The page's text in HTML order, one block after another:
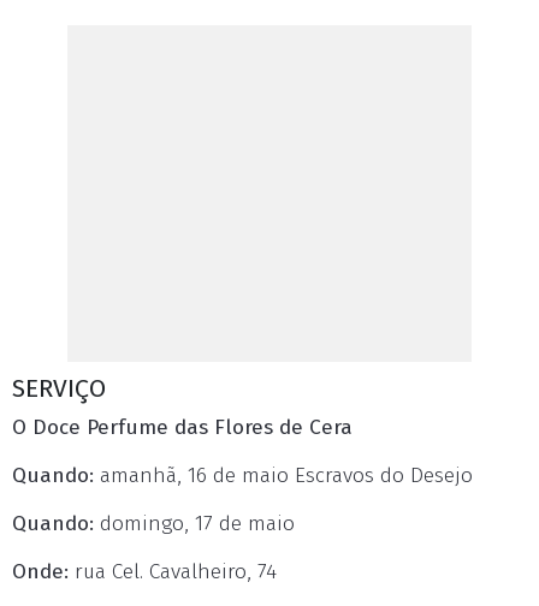
SERVIÇO
O Doce Perfume das Flores de Cera
Quando: amanhã, 16 de maio Escravos do Desejo
Quando: domingo, 17 de maio
Onde: rua Cel. Cavalheiro, 74